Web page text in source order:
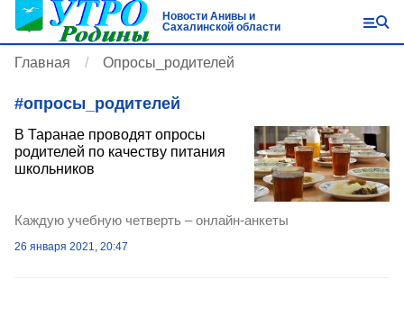
Новости Анивы и
Сахалинской области
Главная Опросы_родителей
#опросы_родителей
В Таранае проводят опросы
родителей по качеству питания
школьников
Каждую учебную четверть – онлайн-анкеты
26 января 2021, 20:47